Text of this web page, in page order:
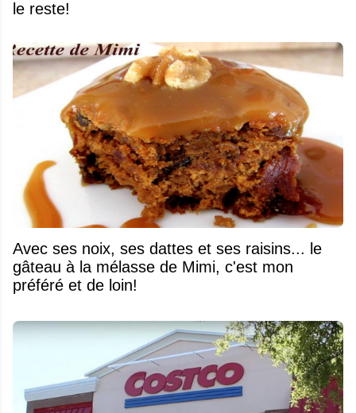
le reste!
Avec ses noix, ses dattes et ses raisins... le
gâteau à la mélasse de Mimi, c'est mon
préféré et de loin!